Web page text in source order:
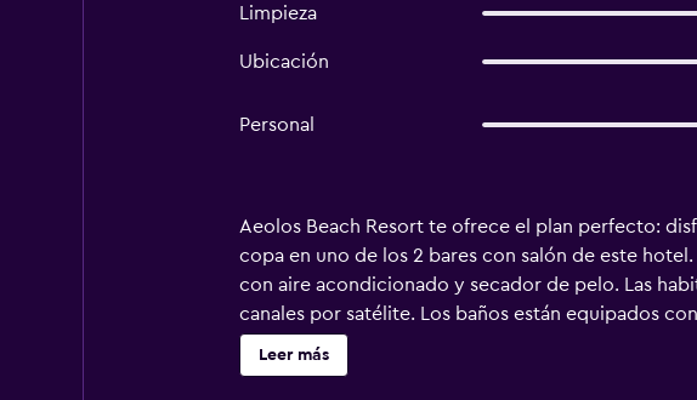
Limpieza
Ubicación
Personal
Aeolos Beach Resort te ofrece el plan perfecto:
copa en uno de los 2 bares con salón de este
con aire acondicionado y secador de pelo. Las
canales por satélite. Los baños están equipados
de 25 Mbps o más. Se ofrece servicio de limpieza
Otros servicios de ocio y esparcimiento incluyen
Leer más